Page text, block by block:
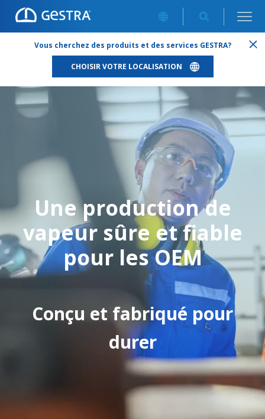
Vous cherchez des produits et des services GESTRA?
CHOISIR VOTRE LOCALISATION
UNE PRODUCTION DE VAPEUR SÛRE ET FIABLE POUR LES
Une production de
vapeur sûre et fiable
pour les OEM
Conçu et fabriqué pour
durer